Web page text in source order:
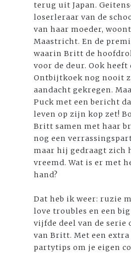
terug uit Japan.
loserleraar van de
van haar moeder,
Maastricht. En de
waarin Britt de
voor de deur. Ook heeft
Ontbijtkoek nog nooit
aandacht gekregen.
Puck met een bericht
leven op zijn kop zet!
Britt samen met haar
nog een
maar hij gedraagt zich
vreemd. Wat is er met
hand?
Dat heb ik weer: ruzie
love troubles en een
vijfde deel van de serie
van Britt. Met een
partytips om je eigen